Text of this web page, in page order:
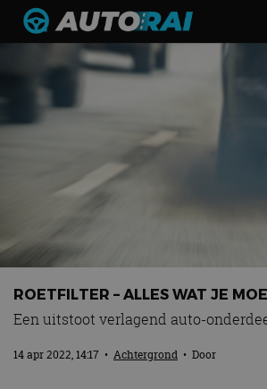
Autonieuws
Podcast
Autotests
Automerken
Adverteren
MotorRAI.nl
ROETFILTER – ALLES WAT JE
Een uitstoot verlagend auto-
14 apr 2022, 14:17 • Achtergrond • Door